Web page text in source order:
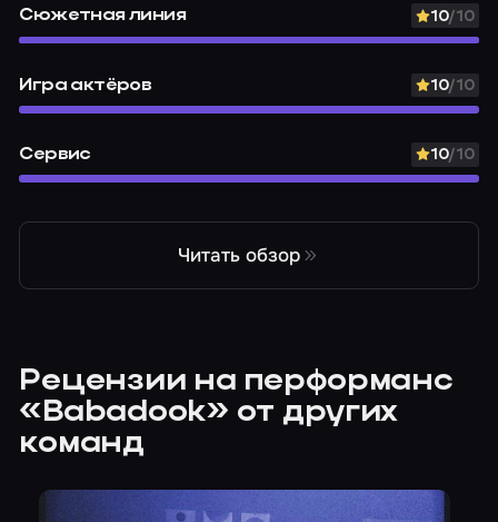
Сюжетная линия 10/10
Игра актёров 10/10
Сервис 10/10
Читать обзор
Рецензии на перформанс
«Babadook» от других
команд